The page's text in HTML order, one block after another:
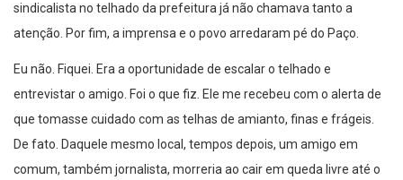
sindicalista no telhado da prefeitura já não chamava tanto a
atenção. Por fim, a imprensa e o povo arredaram pé do Paço.
Eu não. Fiquei. Era a oportunidade de escalar o telhado e
entrevistar o amigo. Foi o que fiz. Ele me recebeu com o alerta de
que tomasse cuidado com as telhas de amianto, finas e frágeis.
De fato. Daquele mesmo local, tempos depois, um amigo em
comum, também jornalista, morreria ao cair em queda livre até o